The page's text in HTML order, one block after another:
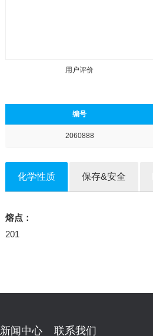
用户评价
编号
2060888
化学性质 保存&安全
熔点：
201
新闻中心 联系我们